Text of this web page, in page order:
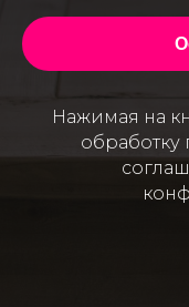
Нажимая на
обработку